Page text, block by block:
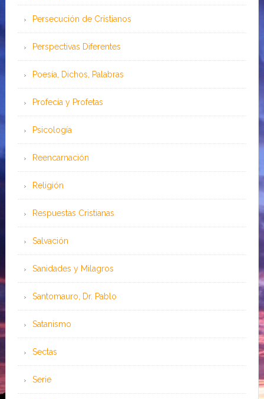
Persecución de Cristianos
Perspectivas Diferentes
Poesía, Dichos, Palabras
Profecía y Profetas
Psicología
Reencarnación
Religión
Respuestas Cristianas
Salvación
Sanidades y Milagros
Santomauro, Dr. Pablo
Satanismo
Sectas
Serie